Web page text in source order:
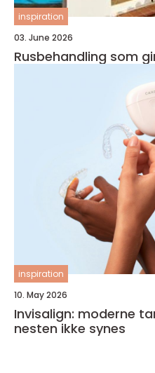
inspiration
03. June 2026
Rusbehandling som
inspiration
10. May 2026
Invisalign: moderne
nesten ikke synes